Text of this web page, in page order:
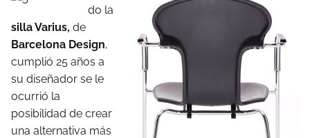
do la
silla Varius, de
Barcelona Design,
cumplió 25 años a
su diseñador se le
ocurrió la
posibilidad de crear
una alternativa más